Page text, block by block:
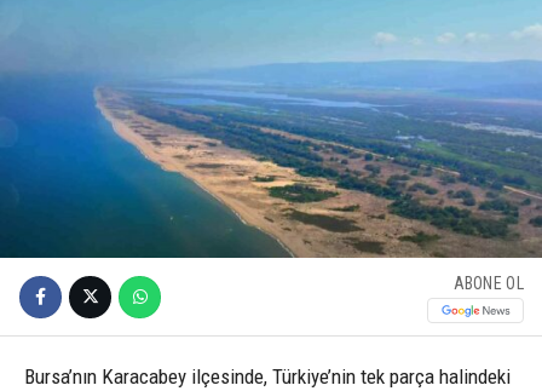
ABONE OL
Bursa’nın Karacabey ilçesinde, Türkiye’nin tek parça halindeki